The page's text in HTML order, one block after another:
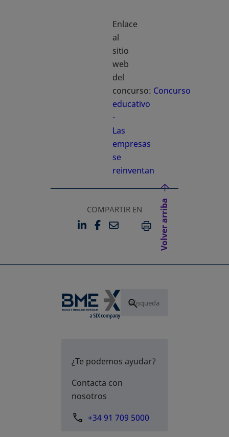
Enlace
al
sitio
web
del
concurso: Concurso
educativo
-
Las
empresas
se
reinventan
COMPARTIR EN
LINKEDIN
SE ABRE EN UNA PESTAÑA
FACEBOOK
SE ABRE EN UNA
EMAILIMPRIMIR
Volver arriba
¿Te podemos ayudar?
Contacta con
nosotros
+34 91 709 5000